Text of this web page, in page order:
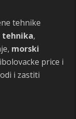
tehnike
tehnika,
morski
price i
i zastiti